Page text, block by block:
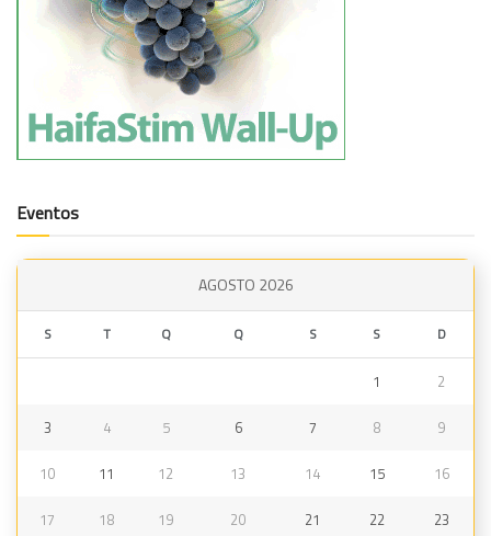
Eventos
AGOSTO 2026
S T Q Q S S D
1 2
3 4 5 6 7 8 9
10 11 12 13 14 15 16
17 18 19 20 21 22 23